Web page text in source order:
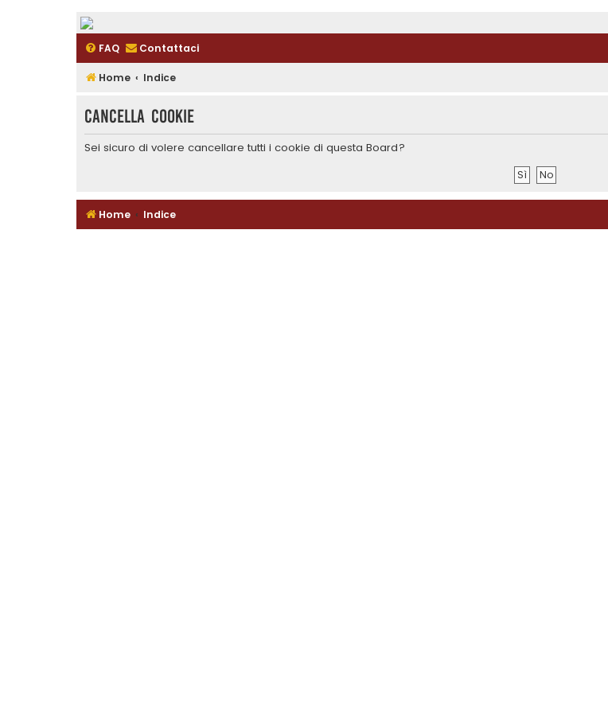
FAQ Contattaci
Home Indice
Cancella cookie
Sei sicuro di volere cancellare tutti i cookie di questa Board?
Home Indice